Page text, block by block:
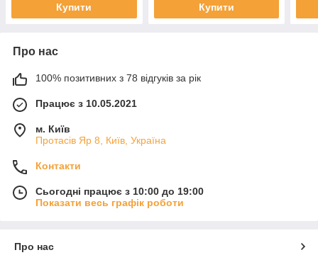
Купити Купити
Про нас
100% позитивних з 78 відгуків за рік
Працює з 10.05.2021
м. Київ
Протасів Яр 8, Київ, Україна
Контакти
Сьогодні працює з 10:00 до 19:00
Показати весь графік роботи
Про нас